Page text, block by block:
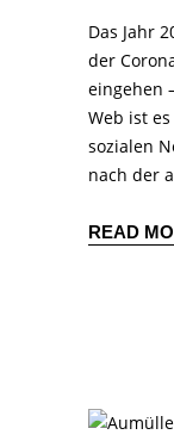
Das Jahr
der
eingehen
Web ist
sozialen
nach der
READ